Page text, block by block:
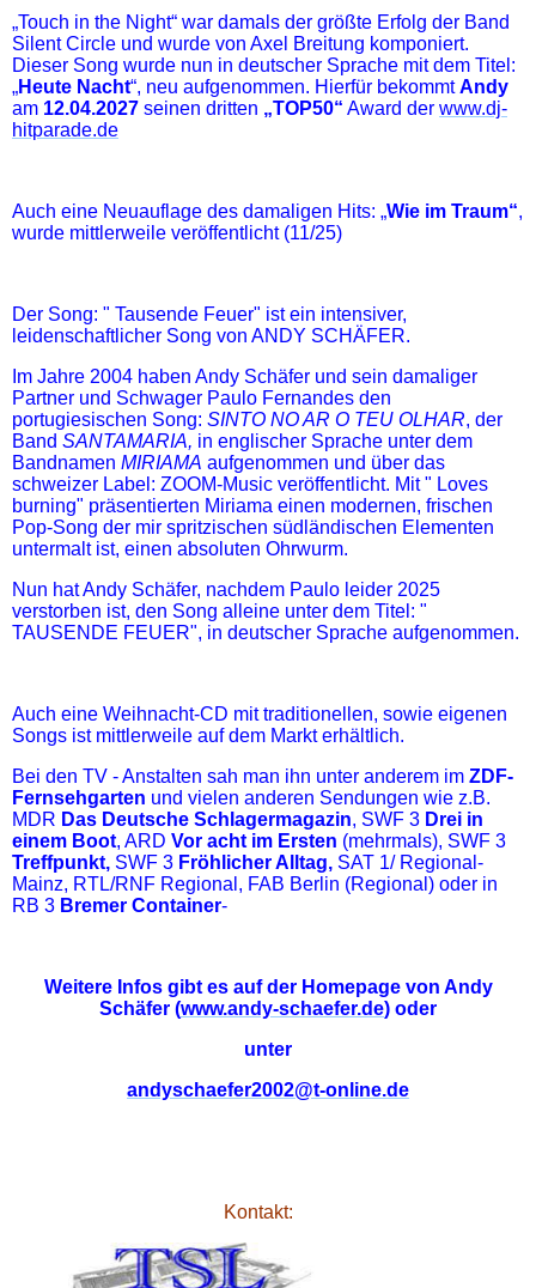
„Touch in the Night“ war damals der größte Erfolg der Band
Silent Circle und wurde von Axel Breitung komponiert.
Dieser Song wurde nun in deutscher Sprache mit dem Titel:
„Heute Nacht“, neu aufgenommen. Hierfür bekommtAndy
am 12.04.2027 seinen dritten „TOP50“ Award der www.dj-
hitparade.de
Auch eine Neuauflage des damaligen Hits: „Wie im Traum“,
wurde mittlerweile veröffentlicht (11/25)
Der Song: " Tausende Feuer" ist ein intensiver,
leidenschaftlicher Song von ANDY SCHÄFER.
Im Jahre 2004 haben Andy Schäfer und sein damaliger
Partner und Schwager Paulo Fernandes den
portugiesischen Song: SINTO NO AR O TEU OLHAR, der
Band SANTAMARIA, in englischer Sprache unter dem
Bandnamen MIRIAMA aufgenommen und über das
schweizer Label: ZOOM-Music veröffentlicht. Mit " Loves
burning" präsentierten Miriama einen modernen, frischen
Pop-Song der mir spritzischen südländischen Elementen
untermalt ist, einen absoluten Ohrwurm.
Nun hat Andy Schäfer, nachdem Paulo leider 2025
verstorben ist, den Song alleine unter dem Titel: "
TAUSENDE FEUER", in deutscher Sprache aufgenommen.
Auch eine Weihnacht-CD mit traditionellen, sowie eigenen
Songs ist mittlerweile auf dem Markt erhältlich.
Bei den TV - Anstalten sah man ihn unter anderem im ZDF-
Fernsehgarten und vielen anderen Sendungen wie z.B.
MDR Das Deutsche Schlagermagazin, SWF 3 Drei in
einem Boot, ARD Vor acht im Ersten (mehrmals), SWF 3
Treffpunkt, SWF 3 Fröhlicher Alltag, SAT 1/ Regional-
Mainz, RTL/RNF Regional, FAB Berlin (Regional) oder in
RB 3 Bremer Container-
Weitere Infos gibt es auf der Homepage von Andy
Schäfer (www.andy-schaefer.de) oder
unter
andyschaefer2002@t-online.de
Kontakt: